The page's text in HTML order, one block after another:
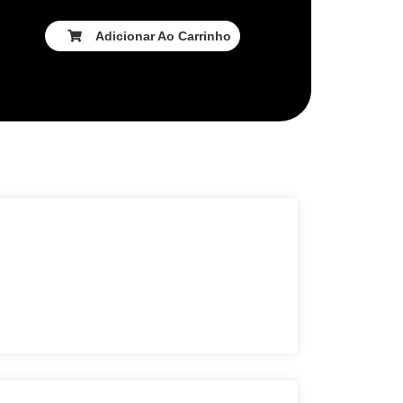
Adicionar Ao Carrinho